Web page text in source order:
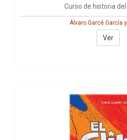
Curso de historia
Álvaro Garcé García
Ver